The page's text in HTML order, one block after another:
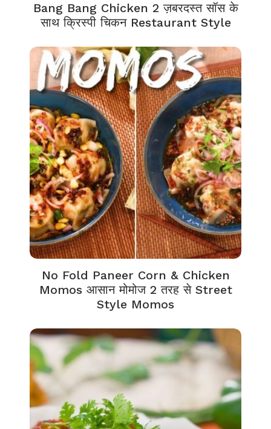
Bang Bang Chicken 2 ज़बरदस्त सॉस के
साथ क्रिस्पी चिकन Restaurant Style
No Fold Paneer Corn & Chicken
Momos आसान मोमोज 2 तरह से Street
Style Momos